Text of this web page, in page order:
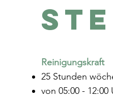
Reinigungskraft
25 Stunden
von 05:00 - 12:00